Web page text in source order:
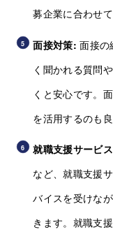
募企業に合わせ
面接対策: 面接の
く聞かれる質問
くと安心です。
を活用するのも良
就職支援サービ
など、就職支援
バイスを受けな
きます。就職支